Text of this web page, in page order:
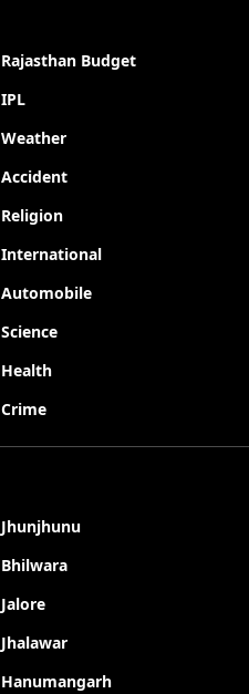
Rajasthan Budget
IPL
Weather
Accident
Religion
International
Automobile
Science
Health
Crime
Jhunjhunu
Bhilwara
Jalore
Jhalawar
Hanumangarh